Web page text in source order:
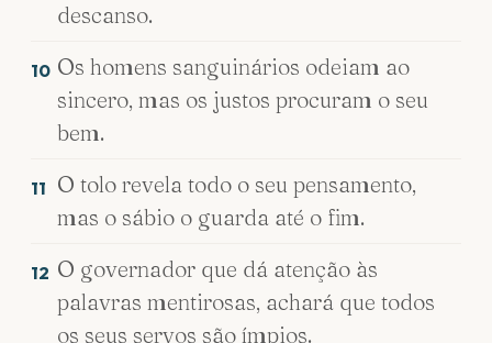
descanso.
10 Os homens sanguinários odeiam ao
sincero, mas os justos procuram o seu
bem.
11 O tolo revela todo o seu pensamento,
mas o sábio o guarda até o fim.
12 O governador que dá atenção às
palavras mentirosas, achará que todos
os seus servos são ímpios.